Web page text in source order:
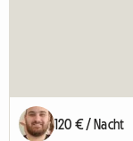
120 € / Nacht